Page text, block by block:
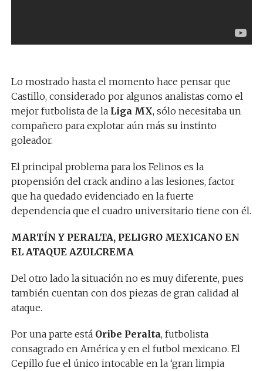
Lo mostrado hasta el momento hace pensar que
Castillo, considerado por algunos analistas como el
mejor futbolista de la Liga MX, sólo necesitaba un
compañero para explotar aún más su instinto
goleador.
El principal problema para los Felinos es la
propensión del crack andino a las lesiones, factor
que ha quedado evidenciado en la fuerte
dependencia que el cuadro universitario tiene con él.
MARTÍN Y PERALTA, PELIGRO MEXICANO EN
EL ATAQUE AZULCREMA
Del otro lado la situación no es muy diferente, pues
también cuentan con dos piezas de gran calidad al
ataque.
Por una parte está Oribe Peralta, futbolista
consagrado en América y en el futbol mexicano. El
Cepillo fue el único intocable en la ‘gran limpia